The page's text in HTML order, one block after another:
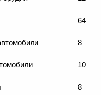
64
8
10
8